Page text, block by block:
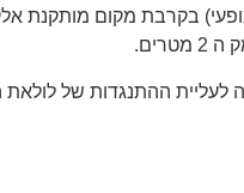
ההתנגדות של